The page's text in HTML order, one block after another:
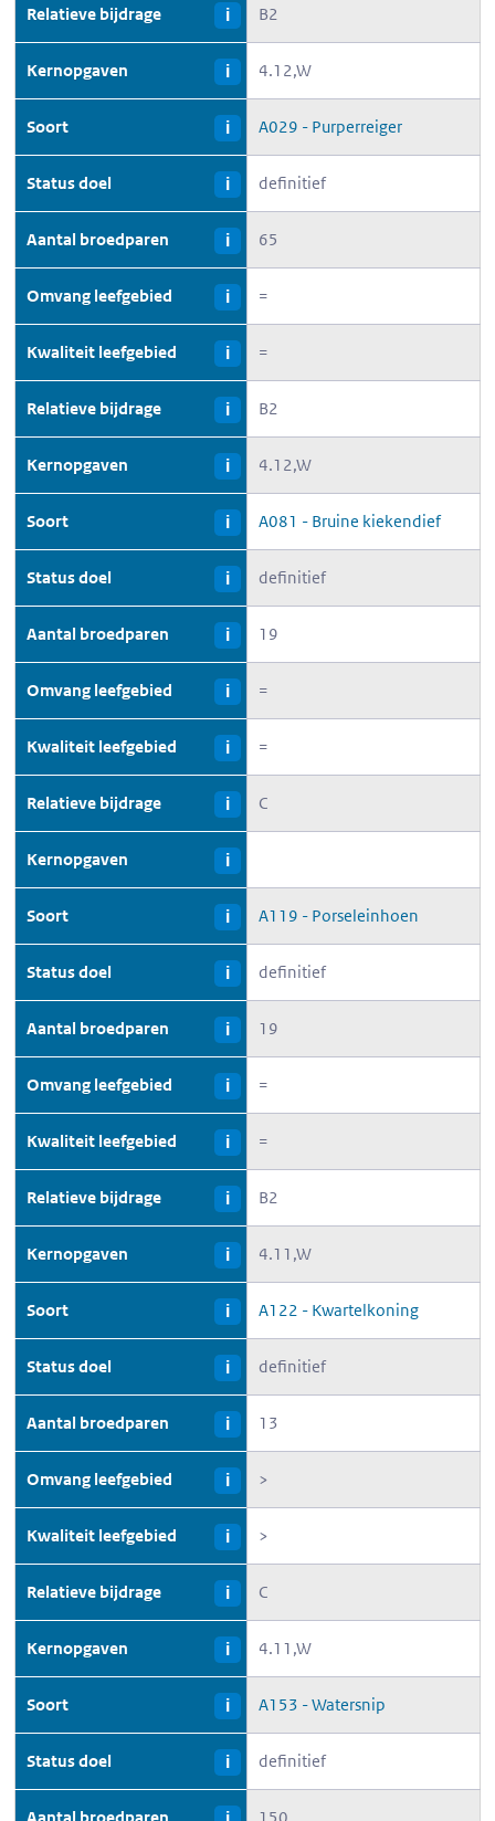
Relatieve bijdrage i B2
Kernopgaven i 4.12,W
Soort i A029 - Purperreiger
Status doel i definitief
Aantal broedparen i 65
Omvang leefgebied i =
Kwaliteit leefgebied i =
Relatieve bijdrage i B2
Kernopgaven i 4.12,W
Soort i A081 - Bruine kiekendief
Status doel i definitief
Aantal broedparen i 19
Omvang leefgebied i =
Kwaliteit leefgebied i =
Relatieve bijdrage i C
Kernopgaven i
Soort i A119 - Porseleinhoen
Status doel i definitief
Aantal broedparen i 19
Omvang leefgebied i =
Kwaliteit leefgebied i =
Relatieve bijdrage i B2
Kernopgaven i 4.11,W
Soort i A122 - Kwartelkoning
Status doel i definitief
Aantal broedparen i 13
Omvang leefgebied i >
Kwaliteit leefgebied i >
Relatieve bijdrage i C
Kernopgaven i 4.11,W
Soort i A153 - Watersnip
Status doel i definitief
Aantal broedparen 150